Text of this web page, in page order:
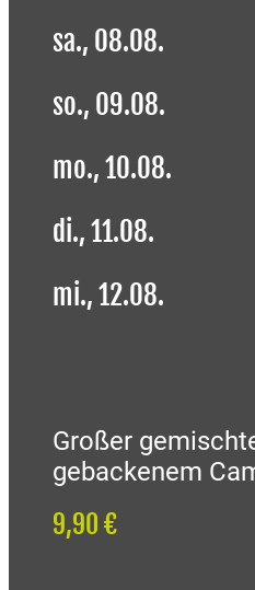
sa., 08.08.
so., 09.08.
mo., 10.08.
di., 11.08.
mi., 12.08.
Großer
gebackenem
9,90 €